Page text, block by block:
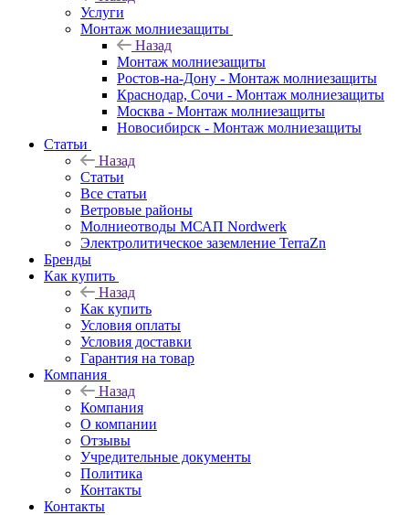
Услуги
Монтаж молниезащиты
Назад
Монтаж молниезащиты
Ростов-на-Дону - Монтаж молниезащиты
Краснодар, Сочи - Монтаж молниезащиты
Москва - Монтаж молниезащиты
Новосибирск - Монтаж молниезащиты
Статьи
Назад
Статьи
Все статьи
Ветровые районы
Молниеотводы МСАП Nordwerk
Электролитическое заземление TerraZn
Бренды
Как купить
Назад
Как купить
Условия оплаты
Условия доставки
Гарантия на товар
Компания
Назад
Компания
О компании
Отзывы
Учредительные документы
Политика
Контакты
Контакты